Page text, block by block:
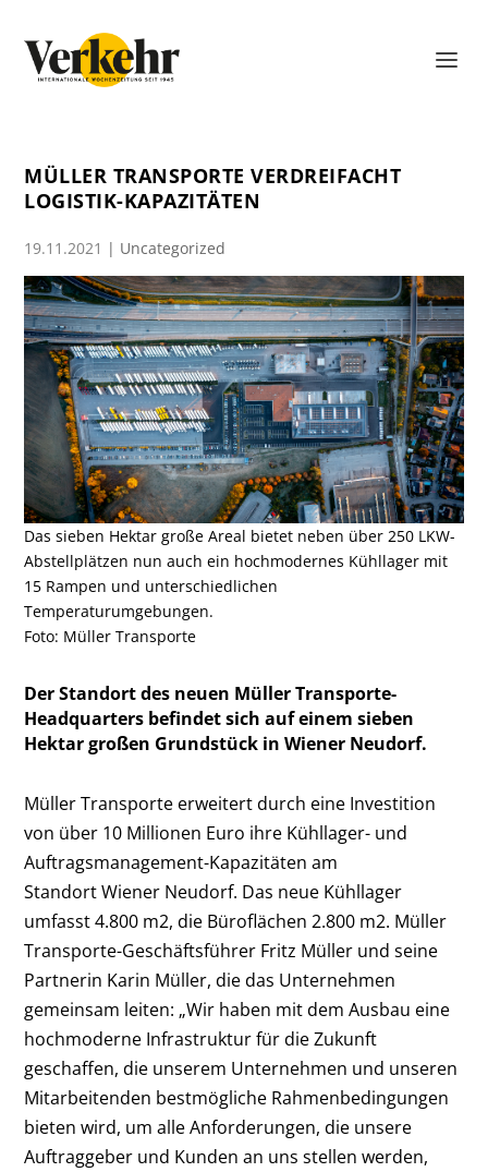
MÜLLER TRANSPORTE VERDREIFACHT
LOGISTIK-KAPAZITÄTEN
19.11.2021 | Uncategorized
Das sieben Hektar große Areal bietet neben über 250 LKW-
Abstellplätzen nun auch ein hochmodernes Kühllager mit
15 Rampen und unterschiedlichen
Temperaturumgebungen.
Foto: Müller Transporte
Der Standort des neuen Müller Transporte-
Headquarters befindet sich auf einem sieben
Hektar großen Grundstück in Wiener Neudorf.
Müller Transporte erweitert durch eine Investition
von über 10 Millionen Euro ihre Kühllager- und
Auftragsmanagement-Kapazitäten am
Standort Wiener Neudorf. Das neue Kühllager
umfasst 4.800 m2, die Büroflächen 2.800 m2. Müller
Transporte-Geschäftsführer Fritz Müller und seine
Partnerin Karin Müller, die das Unternehmen
gemeinsam leiten: „Wir haben mit dem Ausbau eine
hochmoderne Infrastruktur für die Zukunft
geschaffen, die unserem Unternehmen und unseren
Mitarbeitenden bestmögliche Rahmenbedingungen
bieten wird, um alle Anforderungen, die unsere
Auftraggeber und Kunden an uns stellen werden,